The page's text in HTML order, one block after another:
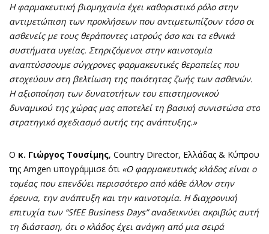
Η φαρμακευτική βιομηχανία έχει καθοριστικό ρόλο στην
αντιμετώπιση των προκλήσεων που αντιμετωπίζουν τόσο οι
ασθενείς με τους θεράποντες ιατρούς όσο και τα εθνικά
συστήματα υγείας. Στηριζόμενοι στην καινοτομία
αναπτύσσουμε σύγχρονες φαρμακευτικές θεραπείες που
στοχεύουν στη βελτίωση της ποιότητας ζωής των ασθενών.
Η αξιοποίηση των δυνατοτήτων του επιστημονικού
δυναμικού της χώρας μας αποτελεί τη βασική συνιστώσα στο
στρατηγικό σχεδιασμό αυτής της ανάπτυξης.»
O κ. Γιώργος Τουσίμης, Country Director, Ελλάδας & Κύπρου
της Amgen υπογράμμισε ότι «Ο φαρμακευτικός κλάδος είναι ο
τομέας που επενδύει περισσότερο από κάθε άλλον στην
έρευνα, την ανάπτυξη και την καινοτομία. Η διαχρονική
επιτυχία των “SfEEBusiness Days” αναδεικνύει ακριβώς αυτή
τη διάσταση, ότι ο κλάδος έχει ανάγκη από μια σειρά